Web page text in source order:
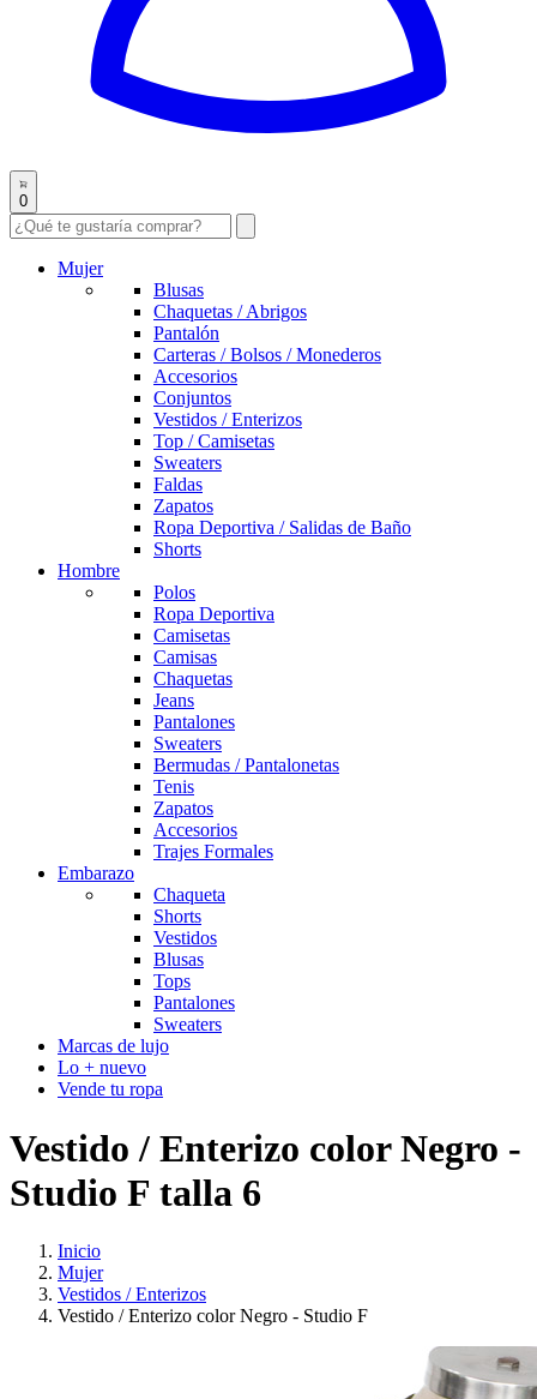
0
Mujer
Blusas
Chaquetas / Abrigos
Pantalón
Carteras / Bolsos / Monederos
Accesorios
Conjuntos
Vestidos / Enterizos
Top / Camisetas
Sweaters
Faldas
Zapatos
Ropa Deportiva / Salidas de Baño
Shorts
Hombre
Polos
Ropa Deportiva
Camisetas
Camisas
Chaquetas
Jeans
Pantalones
Sweaters
Bermudas / Pantalonetas
Tenis
Zapatos
Accesorios
Trajes Formales
Embarazo
Chaqueta
Shorts
Vestidos
Blusas
Tops
Pantalones
Sweaters
Marcas de lujo
Lo + nuevo
Vende tu ropa
Vestido / Enterizo color Negro -
Studio F talla 6
Inicio
Mujer
Vestidos / Enterizos
Vestido / Enterizo color Negro - Studio F